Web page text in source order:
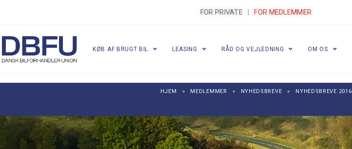
FOR PRIVATE FOR MEDLEMMER
KØB AF BRUGT BIL LEASING RÅD OG VEJLEDNING OM OS
HJEM » MEDLEMMER » NYHEDSBREVE » NYHEDSBREVE 2016